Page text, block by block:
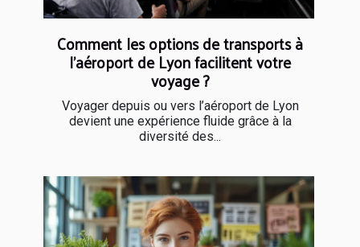
Comment les options de transports à
l’aéroport de Lyon facilitent votre
voyage ?
Voyager depuis ou vers l’aéroport de Lyon
devient une expérience fluide grâce à la
diversité des...